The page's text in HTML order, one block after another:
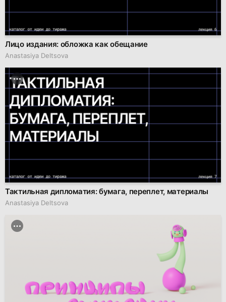
Лицо издания: обложка как обещание
Anastasiya Deltsova
Тактильная дипломатия: бумага, переплет, материалы
Anastasiya Deltsova